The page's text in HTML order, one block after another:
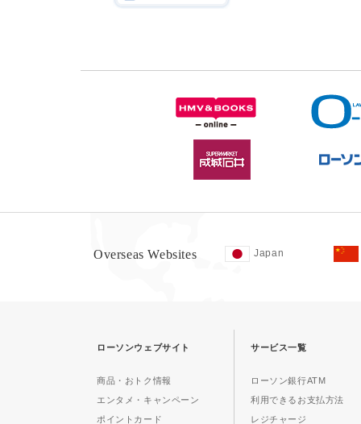
Overseas Websites Japan
ローソンウェブサイト
商品・おトク情報
エンタメ・キャンペーン
ポイントカード
サービス一覧
ローソン銀行ATM
利用できるお支払方法
レジチャージ